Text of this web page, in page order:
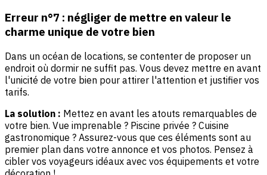
Erreur n°7 : négliger de mettre en valeur le
charme unique de votre bien
Dans un océan de locations, se contenter de proposer un
endroit où dormir ne suffit pas. Vous devez mettre en avant
l'unicité de votre bien pour attirer l'attention et justifier vos
tarifs.
La solution : Mettez en avant les atouts remarquables de
votre bien. Vue imprenable ? Piscine privée ? Cuisine
gastronomique ? Assurez-vous que ces éléments sont au
premier plan dans votre annonce et vos photos. Pensez à
cibler vos voyageurs idéaux avec vos équipements et votre